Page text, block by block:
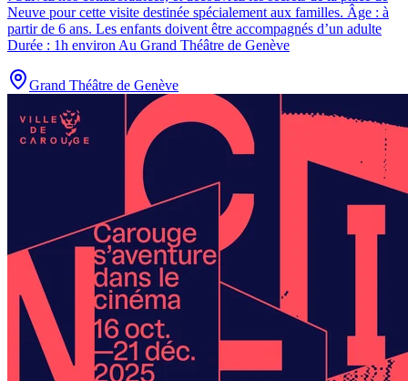
Neuve pour cette visite destinée spécialement aux familles. Âge : à
partir de 6 ans. Les enfants doivent être accompagnés d’un adulte
Durée : 1h environ Au Grand Théâtre de Genève
Grand Théâtre de Genève